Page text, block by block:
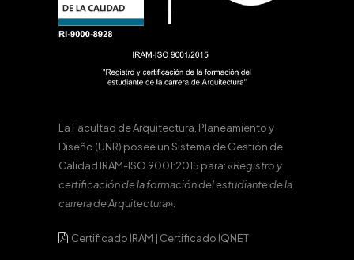
La Facultad de Arquitectura, Planeamiento y
Diseño (UNR) posee un Sistema de Gestión de
Calidad IRAM-ISO 9001:2015 para:«Registro y
certificación de la formación del estudiante de la
carrera de Arquitectura».
Certificado IRAM | Certificado IQNET